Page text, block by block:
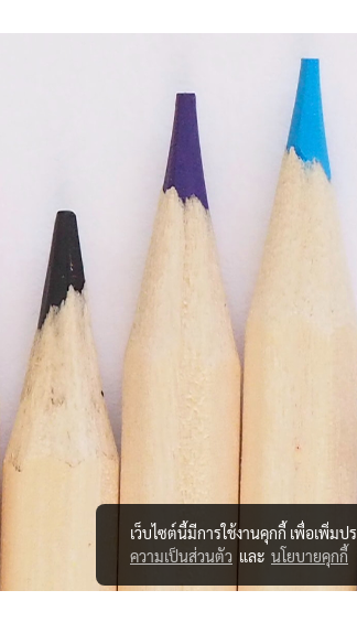
เว็บไซต์นี้มีการใช้งานคุกกี้ เพื่อเพิ่ม
ความเป็นส่วนตัว และ นโยบายคุกกี้